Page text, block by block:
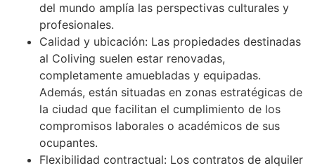
del mundo amplía las perspectivas culturales y
profesionales.
Calidad y ubicación: Las propiedades destinadas
al Coliving suelen estar renovadas,
completamente amuebladas y equipadas.
Además, están situadas en zonas estratégicas de
la ciudad que facilitan el cumplimiento de los
compromisos laborales o académicos de sus
ocupantes.
Flexibilidad contractual: Los contratos de alquiler